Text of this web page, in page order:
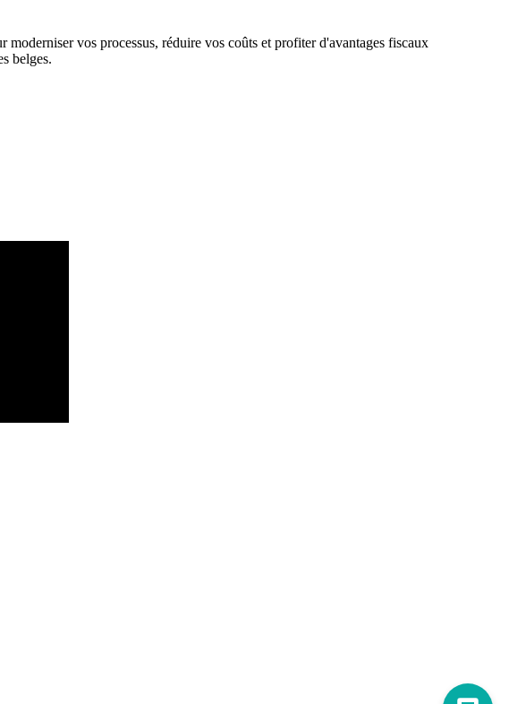
vos processus, réduire vos coûts et profiter d'avantages fiscaux
belges.